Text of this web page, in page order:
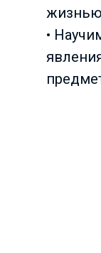
жизнью
•